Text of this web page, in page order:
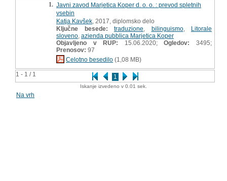
1 - 1 / 1 1
1. Javni zavod Marjetica Koper d. o. o. : prevod spletnih
vsebin
Katja Kavšek , 2017, diplomsko delo
Ključne besede:
traduzione bilinguismo, Litorale
sloveno azienda pubblica Marjetica Koper
Objavljeno v RUP: 15.06.2020;Ogledov:
3495;
Prenosov: 97
Celotno besedilo (1,08 MB)
Iskanje izvedeno v 0.01 sek.
Na vrh